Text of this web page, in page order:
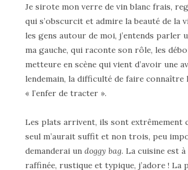
Je sirote mon verre de vin blanc frais,
qui s’obscurcit et admire la beauté de la
les gens autour de moi, j’entends parler
ma gauche, qui raconte son rôle, les
metteure en scène qui vient d’avoir une
lendemain, la difficulté de faire connaître
« l’enfer de tracter ».
Les plats arrivent, ils sont extrêmement
seul m’aurait suffit et non trois, peu
demanderai un doggy bag. La cuisine est
raffinée, rustique et typique, j’adore ! La